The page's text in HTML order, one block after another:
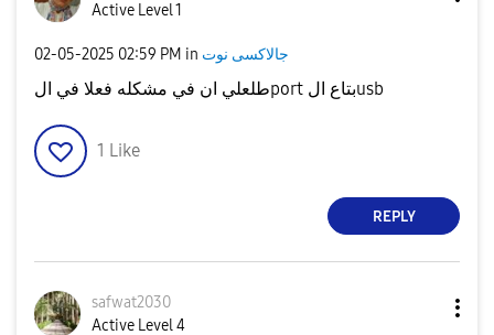
Active Level 1
‎02-05-2025 02:59 PM in جالاكسى نوت
طلعلي ان في مشكله فعلا في الport بتاع الusb
1 Like
REPLY
safwat2030
Active Level 4